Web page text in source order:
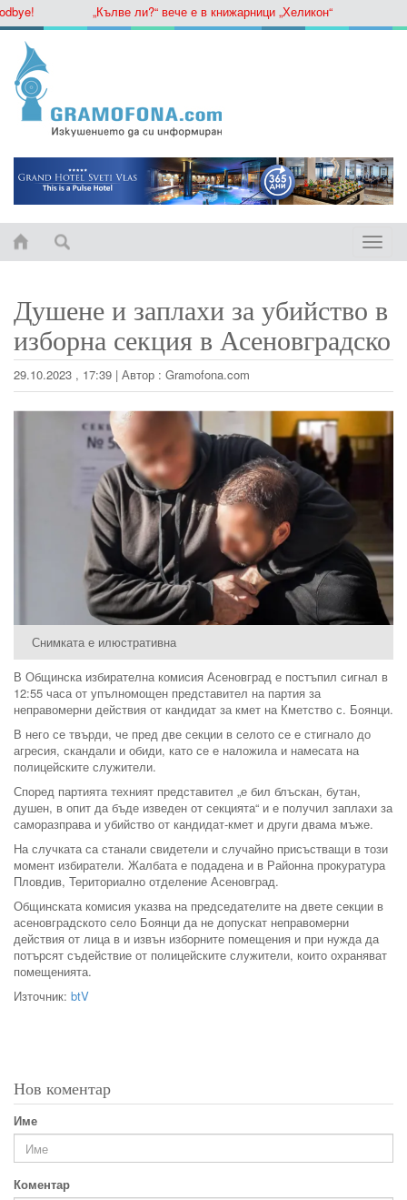
„Кълве ли?“ вече е в книжарници „Хеликон“
Toggle
Душене и заплахи за убийство в
изборна секция в Асеновградско
29.10.2023 , 17:39 | Автор : Gramofona.com
Снимката е илюстративна
В Общинска избирателна комисия Асеновград е постъпил сигнал в
12:55 часа от упълномощен представител на партия за
неправомерни действия от кандидат за кмет на Кметство с. Боянци.
В него се твърди, че пред две секции в селото се е стигнало до
агресия, скандали и обиди, като се е наложила и намесата на
полицейските служители.
Според партията техният представител „е бил блъскан, бутан,
душен, в опит да бъде изведен от секцията“ и е получил заплахи за
саморазправа и убийство от кандидат-кмет и други двама мъже.
На случката са станали свидетели и случайно присъстващи в този
момент избиратели. Жалбата е подадена и в Районна прокуратура
Пловдив, Териториално отделение Асеновград.
Общинската комисия указва на председателите на двете секции в
асеновградското село Боянци да не допускат неправомерни
действия от лица в и извън изборните помещения и при нужда да
потърсят съдействие от полицейските служители, които охраняват
помещенията.
Източник: btV
Нов коментар
Име
Коментар